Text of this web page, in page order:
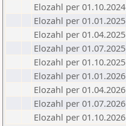
Elozahl per 01.10.2024
Elozahl per 01.01.2025
Elozahl per 01.04.2025
Elozahl per 01.07.2025
Elozahl per 01.10.2025
Elozahl per 01.01.2026
Elozahl per 01.04.2026
Elozahl per 01.07.2026
Elozahl per 01.10.2026